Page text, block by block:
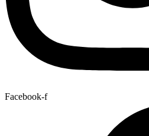
Facebook-f